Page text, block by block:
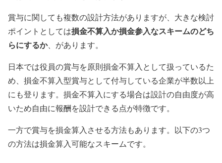
賞与に関しても複数の設計方法がありますが、大きな検討
ポイントとしては損金不算入か損金参入なスキームのどち
らにするか、があります。
日本では役員の賞与を原則損金不算入として扱っているた
め、損金不算入型賞与として付与している企業が半数以上
にも登ります。損金不算入にする場合は設計の自由度が高
いため自由に報酬を設計できる点が特徴です。
一方で賞与を損金算入させる方法もあります。以下の3つ
の方法は損金算入可能なスキームです。